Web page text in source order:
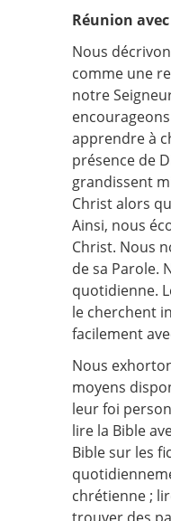
Réunion avec
Nous
comme une
notre
apprendre à
présence de
grandissent
Christ alors
Ainsi, nous
Christ. Nous
de sa Parole.
quotidienne.
le cherchent
facilement
Nous
moyens
leur foi
lire la Bible
Bible sur les
chrétienne ;